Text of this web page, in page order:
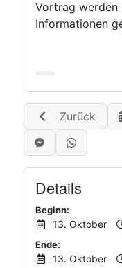
Vortrag werden
Informationen
rund um die
Zurück
Details
Beginn:
13. Oktober
Ende:
13. Oktober